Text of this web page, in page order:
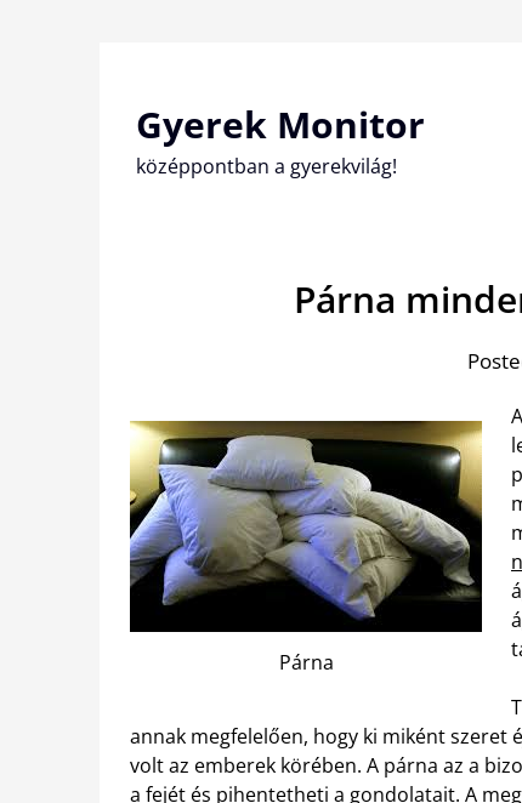
Gyerek Monitor
középpontban a gyerekvilág!
Párna
Párna
annak megfelelően, hogy ki miként szeret
volt az emberek körében. A párna az a
a fejét és pihentetheti a gondolatait. A